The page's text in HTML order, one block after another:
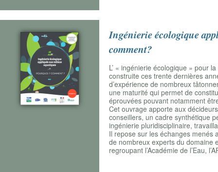
Ingénierie écologique
comment?
L’ « ingénierie écologique » pour
construite ces trente dernières
d’expérience de nombreux
une maturité qui permet de
éprouvées pouvant notamment
Cet ouvrage apporte aux
conseillers, un cadre synthétique
ingénierie pluridisciplinaire,
Il repose sur les échanges menés
de nombreux experts du domaine
regroupant l’Académie de l’Eau,